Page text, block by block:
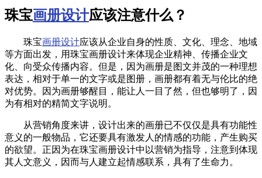
珠宝画册设计应该注意什么？
珠宝画册设计应该从企业自身的性质、文化、理念、地域
等方面出发，用珠宝画册设计来体现企业精神、传播企业文
化、向受众传播内容。但是，因为画册是图文并茂的一种理想
表达，相对于单一的文字或是图册，画册都有着无与伦比的绝
对优势。因为画册够醒目，能让人一目了然，但也够明了，因
为有相对的精简文字说明。
从营销角度来讲，设计出来的画册已不仅仅是具有功能性
意义的一般物品，它还要具有激发人的情感的功能，产生购买
的欲望。正因为在珠宝画册设计中以营销为指导，注意到体现
其人文意义，因而与人建立起情感联系，具有了生命力。